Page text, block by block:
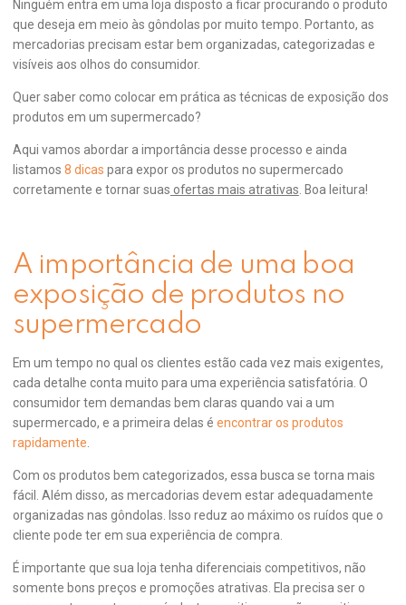
Ninguém entra em uma loja disposto a ficar procurando o produto
que deseja em meio às gôndolas por muito tempo. Portanto, as
mercadorias precisam estar bem organizadas, categorizadas e
visíveis aos olhos do consumidor.
Quer saber como colocar em prática as técnicas de exposição dos
produtos em um supermercado?
Aqui vamos abordar a importância desse processo e ainda
listamos 8 dicas para expor os produtos no supermercado
corretamente e tornar suas ofertas mais atrativas . Boa leitura!
A importância de uma boa
exposição de produtos no
supermercado
Em um tempo no qual os clientes estão cada vez mais exigentes,
cada detalhe conta muito para uma experiência satisfatória. O
consumidor tem demandas bem claras quando vai a um
supermercado, e a primeira delas é encontrar os produtos
rapidamente
Com os produtos bem categorizados, essa busca se torna mais
fácil. Além disso, as mercadorias devem estar adequadamente
organizadas nas gôndolas. Isso reduz ao máximo os ruídos que o
cliente pode ter em sua experiência de compra.
É importante que sua loja tenha diferenciais competitivos, não
somente bons preços e promoções atrativas. Ela precisa ser o